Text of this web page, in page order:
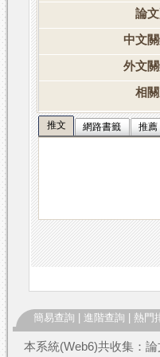
論
中文
外文
相
推文 網路書籤 推薦
簡易查詢 進階查詢 熱門
本系統(Web6)共收集：論